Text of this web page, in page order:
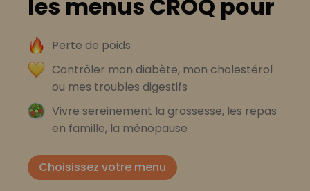
les menus CROQ pour
Perte de poids
Contrôler mon diabète, mon cholestérol
ou mes troubles digestifs
Vivre sereinement la grossesse, les repas
en famille, la ménopause
Choisissez votre menu